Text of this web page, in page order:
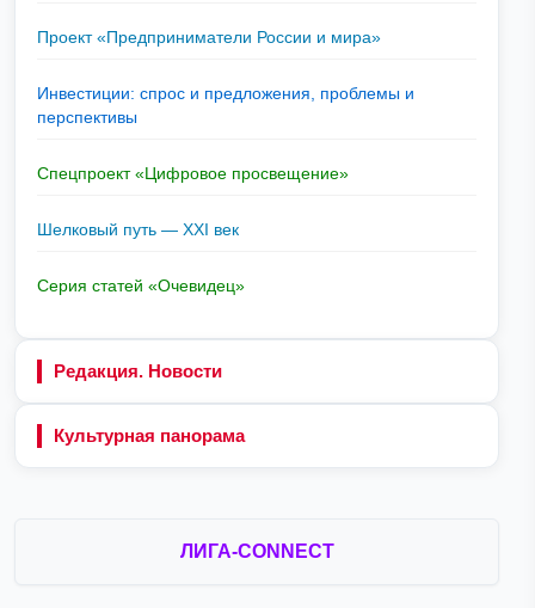
Проект «Предприниматели России и мира»
Инвестиции: спрос и предложения, проблемы и
перспективы
Спецпроект «Цифровое просвещение»
Шелковый путь — XXI век
Серия статей «Очевидец»
Редакция. Новости
Культурная панорама
ЛИГА-CONNECT